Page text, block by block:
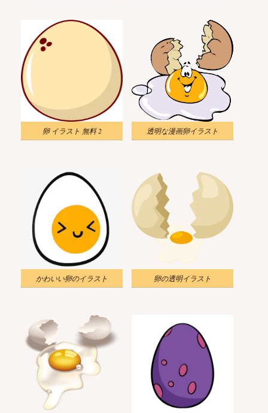
卵 イラスト 無料 2 透明な漫画卵イラスト
かわいい卵のイラスト 卵の透明イラスト